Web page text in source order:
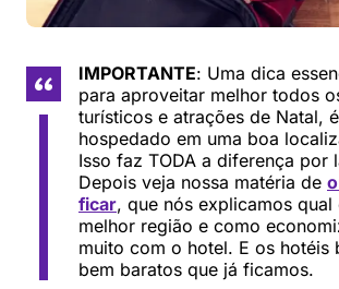
IMPORTANTE: Uma dica
para aproveitar melhor todos
turísticos e atrações de Natal,
hospedado em uma boa
Isso faz TODA a diferença por
Depois veja nossa matéria de
ficar, que nós explicamos qual
melhor região e como
muito com o hotel. E os hotéis
bem baratos que já ficamos.